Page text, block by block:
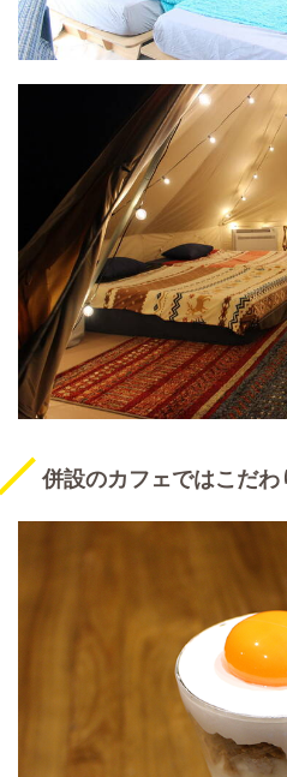
併設のカフェではこだわ